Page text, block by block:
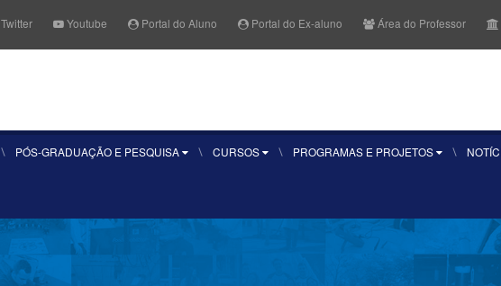
Twitter Youtube Portal do Aluno Portal do Ex-aluno Área do Professor
PÓS-GRADUAÇÃO E PESQUISA CURSOS PROGRAMAS E PROJETOS